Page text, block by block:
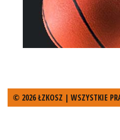
© 2026 ŁZKOSZ | WSZYSTKIE